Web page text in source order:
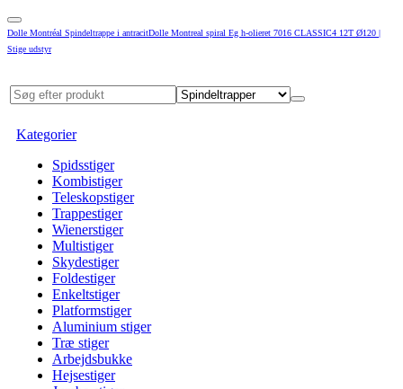
Dolle Montréal Spindeltrappe i antracitDolle Montreal spiral Eg h-olieret 7016 CLASSIC4 12T Ø120 |
Stige udstyr
Kategorier
Spidsstiger
Kombistiger
Teleskopstiger
Trappestiger
Wienerstiger
Multistiger
Skydestiger
Foldestiger
Enkeltstiger
Platformstiger
Aluminium stiger
Træ stiger
Arbejdsbukke
Hejsestiger